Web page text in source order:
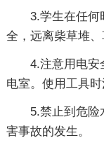
3.学生在任何
全，远离柴草堆、
4.注意用电安
电室。使用工具时
5.禁止到危
害事故的发生。